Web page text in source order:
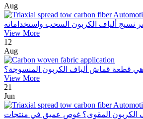
Aug
نسيج ألياف الكربون السحب واستخداماته
View More
12
Aug
قطعة قماش ألياف الكربون المنسوجة؟
View More
21
Jun
الكربون المقوى؟ غوص عميق في منتجات